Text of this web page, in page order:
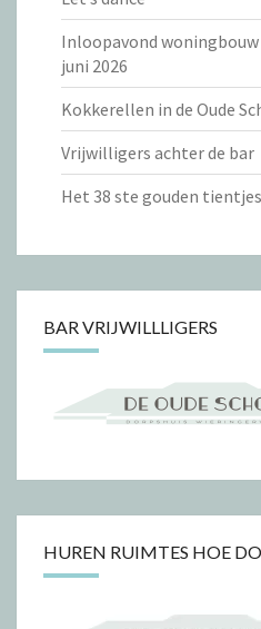
Inloopavond
juni 2026
Kokkerellen in de Oude
Vrijwilligers achter de bar
Het 38 ste gouden
BAR VRIJWILLLIGERS
HUREN RUIMTES HOE